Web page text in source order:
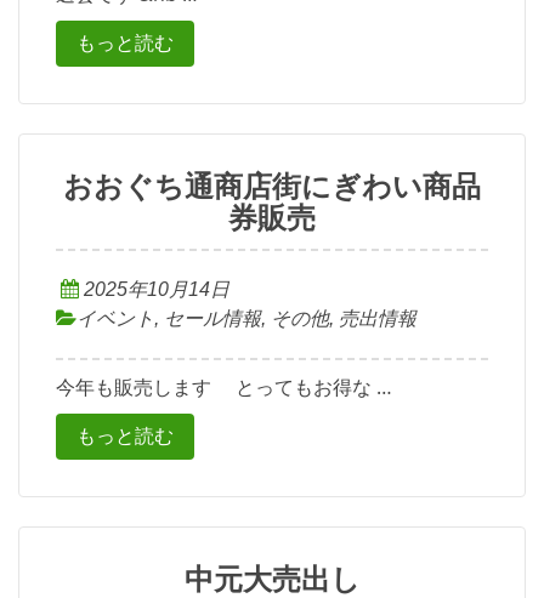
もっと読む
おおぐち通商店街にぎわい商品
券販売
2025年10月14日
イベント , セール情報, その他, 売出情報
今年も販売します とってもお得な …
もっと読む
中元大売出し